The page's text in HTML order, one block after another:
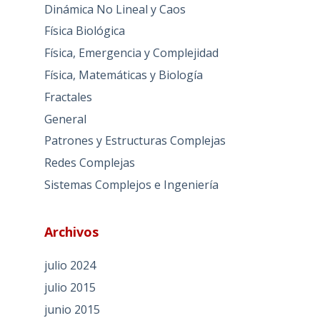
Dinámica No Lineal y Caos
Física Biológica
Física, Emergencia y Complejidad
Física, Matemáticas y Biología
Fractales
General
Patrones y Estructuras Complejas
Redes Complejas
Sistemas Complejos e Ingeniería
Archivos
julio 2024
julio 2015
junio 2015